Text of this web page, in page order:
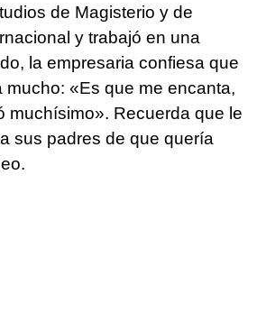
de Magisterio y de
y trabajó en una
la empresaria confiesa que
mucho: «Es que me encanta,
muchísimo». Recuerda que le
sus padres de que quería